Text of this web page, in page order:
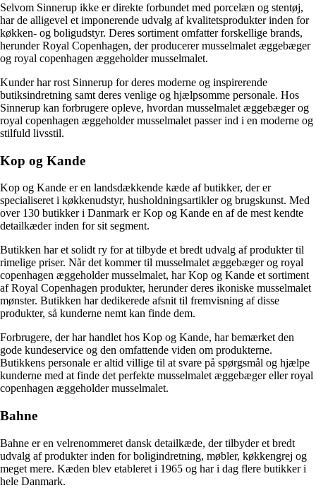
Selvom Sinnerup ikke er direkte forbundet med porcelæn og stentøj,
har de alligevel et imponerende udvalg af kvalitetsprodukter inden for
køkken- og boligudstyr. Deres sortiment omfatter forskellige brands,
herunder Royal Copenhagen, der producerer musselmalet æggebæger
og royal copenhagen æggeholder musselmalet.
Kunder har rost Sinnerup for deres moderne og inspirerende
butiksindretning samt deres venlige og hjælpsomme personale. Hos
Sinnerup kan forbrugere opleve, hvordan musselmalet æggebæger og
royal copenhagen æggeholder musselmalet passer ind i en moderne og
stilfuld livsstil.
Kop og Kande
Kop og Kande er en landsdækkende kæde af butikker, der er
specialiseret i køkkenudstyr, husholdningsartikler og brugskunst. Med
over 130 butikker i Danmark er Kop og Kande en af de mest kendte
detailkæder inden for sit segment.
Butikken har et solidt ry for at tilbyde et bredt udvalg af produkter til
rimelige priser. Når det kommer til musselmalet æggebæger og royal
copenhagen æggeholder musselmalet, har Kop og Kande et sortiment
af Royal Copenhagen produkter, herunder deres ikoniske musselmalet
mønster. Butikken har dedikerede afsnit til fremvisning af disse
produkter, så kunderne nemt kan finde dem.
Forbrugere, der har handlet hos Kop og Kande, har bemærket den
gode kundeservice og den omfattende viden om produkterne.
Butikkens personale er altid villige til at svare på spørgsmål og hjælpe
kunderne med at finde det perfekte musselmalet æggebæger eller royal
copenhagen æggeholder musselmalet.
Bahne
Bahne er en velrenommeret dansk detailkæde, der tilbyder et bredt
udvalg af produkter inden for boligindretning, møbler, køkkengrej og
meget mere. Kæden blev etableret i 1965 og har i dag flere butikker i
hele Danmark.